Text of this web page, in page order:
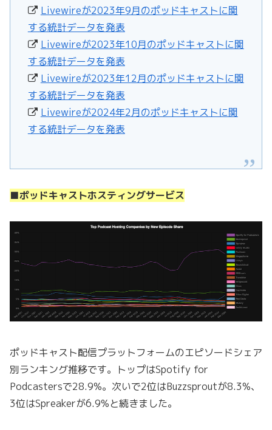
Livewireが2023年9月のポッドキャストに関
する統計データを発表
Livewireが2023年10月のポッドキャストに関
する統計データを発表
Livewireが2023年12月のポッドキャストに関
する統計データを発表
Livewireが2024年2月のポッドキャストに関
する統計データを発表
■ポッドキャストホスティングサービス
ポッドキャスト配信プラットフォームのエピソードシェア
別ランキング推移です。トップはSpotify for
Podcastersで28.9%。次いで2位はBuzzsproutが8.3%、
3位はSpreakerが6.9%と続きました。